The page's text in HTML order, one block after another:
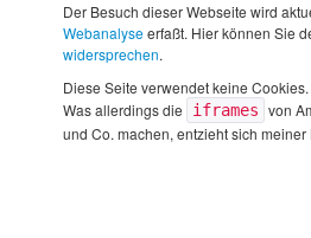
Der Besuch dieser Webseite wird
Webanalyseerfaßt. Hier können Sie
widersprechen.
Diese Seite verwendet keine
Was allerdings die
iframes von
und Co. machen, entzieht sich meiner